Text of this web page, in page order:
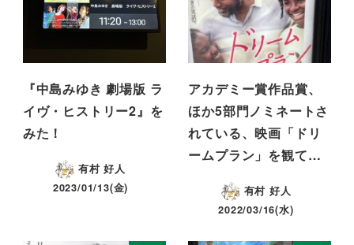
『中島みゆき 劇場版 ラ
イヴ・ヒストリー2』を
みた！
有村 好人
2023/01/13(金)
アカデミー賞作品賞、
ほか5部門ノミネートさ
れている、映画「ドリ
ームプラン」を観て…
有村 好人
2022/03/16(水)